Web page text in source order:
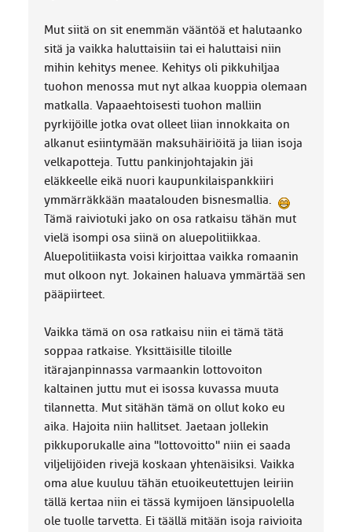
Mut siitä on sit enemmän vääntöä et halutaanko
sitä ja vaikka haluttaisiin tai ei haluttaisi niin
mihin kehitys menee. Kehitys oli pikkuhiljaa
tuohon menossa mut nyt alkaa kuoppia olemaan
matkalla. Vapaaehtoisesti tuohon malliin
pyrkijöille jotka ovat olleet liian innokkaita on
alkanut esiintymään maksuhäiriöitä ja liian isoja
velkapotteja. Tuttu pankinjohtajakin jäi
eläkkeelle eikä nuori kaupunkilaispankkiiri
ymmärräkkään maatalouden bisnesmallia.
Tämä raiviotuki jako on osa ratkaisu tähän mut
vielä isompi osa siinä on aluepolitiikkaa.
Aluepolitiikasta voisi kirjoittaa vaikka romaanin
mut olkoon nyt. Jokainen haluava ymmärtää sen
pääpiirteet.
Vaikka tämä on osa ratkaisu niin ei tämä tätä
soppaa ratkaise. Yksittäisille tiloille
itärajanpinnassa varmaankin lottovoiton
kaltainen juttu mut ei isossa kuvassa muuta
tilannetta. Mut sitähän tämä on ollut koko eu
aika. Hajoita niin hallitset. Jaetaan jollekin
pikkuporukalle aina "lottovoitto" niin ei saada
viljelijöiden rivejä koskaan yhtenäisiksi. Vaikka
oma alue kuuluu tähän etuoikeutettujen leiriin
tällä kertaa niin ei tässä kymijoen länsipuolella
ole tuolle tarvetta. Ei täällä mitään isoja raivioita